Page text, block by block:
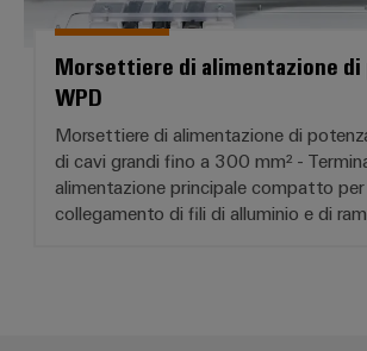
Morsettiere di alimentazione di
WPD
Morsettiere di alimentazione di
di cavi grandi fino a 300 mm² -
alimentazione principale compatto per
collegamento di fili di alluminio e di